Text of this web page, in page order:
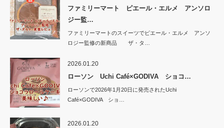
ファミリーマート ピエール・エルメ アンソロ
ジー監…
ファミリーマートのスイーツでピエール・エルメ アンソ
ロジー監修の新商品 ザ・タ…
2026.01.20
ローソン Uchi Café×GODIVA ショコ…
ローソンで2026年1月20日に発売されたUchi
Café×GODIVA ショ…
2026.01.20